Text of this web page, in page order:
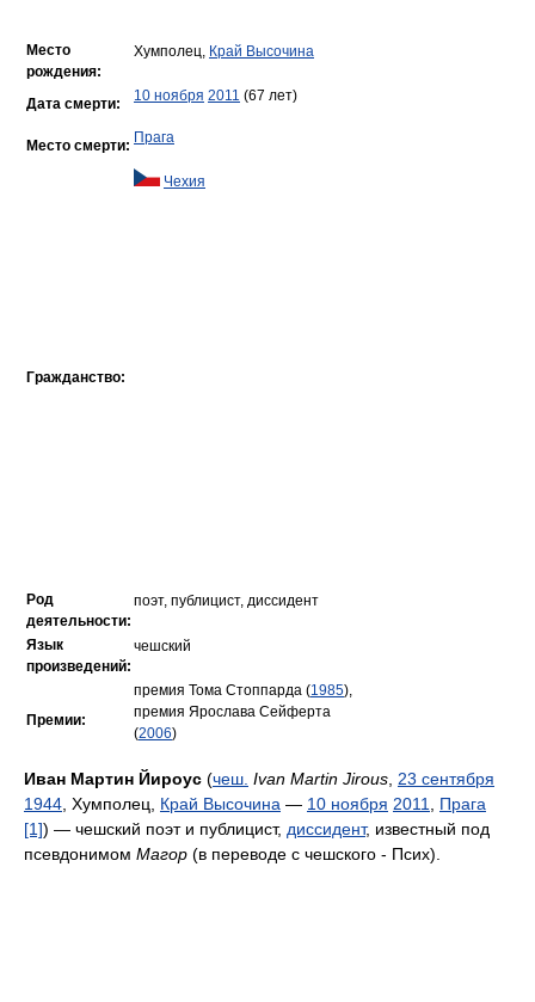
Место
рождения:
Хумполец, Край Высочина
Дата смерти: 10 ноября 2011 (67 лет)
Место смерти: Прага
Гражданство:
Чехия
Род
деятельности:
поэт, публицист, диссидент
Язык
произведений:
чешский
Премии:
премия Тома Стоппарда (1985),
премия Ярослава Сейферта
(2006)
Иван Мартин Йироус (чеш. Ivan Martin Jirous 23 сентября
1944 , Хумполец, Край Высочина — 10 ноября 2011
Прага
[1]) — чешский поэт и публицист, диссидент, известный под
псевдонимом Магор (в переводе с чешского - Псих).